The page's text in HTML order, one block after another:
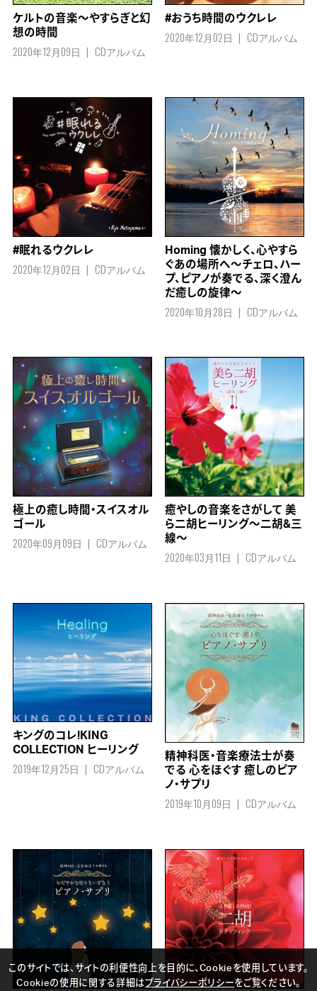
ケルトの音楽～やすらぎと幻
想の時間
2020年12月09日 CDアルバム
#おうち時間のウクレレ
2020年12月02日 CDアルバム
#眠れるウクレレ
2020年12月02日 CDアルバム
Homing 懐かしく、心やすら
ぐあの場所へ～チェロ、ハー
プ、ピアノが奏でる、深く澄ん
だ癒しの旋律～
2020年10月28日 CDアルバム
極上の癒し時間・スイスオル
ゴール
2020年09月09日 CDアルバム
癒やしの音楽をさがして 美
ら二胡ヒーリング～二胡&三
線～
2020年03月11日 CDアルバム
キングのコレ!KING
COLLECTION ヒーリング
2019年12月25日 CDアルバム
精神科医・音楽療法士が奏
でる 心をほぐす 癒しのピア
ノ・サプリ
2019年10月09日 CDアルバム
このサイトでは、サイトの利便性向上を目的に、Cookieを使用しています。
Cookieの使用に関する詳細はプライバシーポリシーをご覧ください。